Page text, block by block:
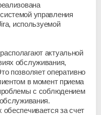
управления
используемой
актуальной
обслуживания,
позволяет оперативно
в момент приема
с соблюдением
за счет